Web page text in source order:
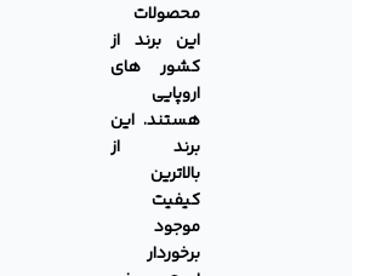
محصولات
این برند از
کشور های
اروپایی
هستند. این
برند از
بالاترین
کیفیت
موجود
برخوردار